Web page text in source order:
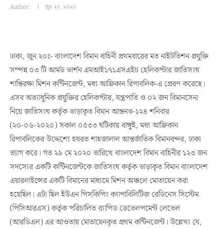
Author: জুন ২০, ২০২০
ঢাকা, জুন ২০ঃ- বাংলাদেশ বিমান বাহিনী প্রথমবারের মত নাইটভিশন প্রযুক্তি
সম্পন্ন ০৩ টি আর্মড ভার্শন এমআই১৭১এসএইচ হেলিকপ্টার জাতিসংঘ
শান্তিরক্ষা মিশন কন্টিনজেন্ট, মধ্য আফ্রিকান রিপাবলিক-এ প্রেরণ করেছে।
এসব অত্যাধুনিক প্রযুক্তির হেলিকপ্টার, যন্ত্রপাতি ও ০২ জন বিমানসেনা
নিয়ে জাতিসংঘ কর্তৃক ভাড়াকৃত বিমান আন্তনভ-১২৪ শনিবার
(২০-০৬-২০২০) সকাল ০৫৩৩ ঘটিকায় বাঙ্গুই, মধ্য আফ্রিকান
রিপাবলিকের উদ্দেশ্যে হযরত শাহজালাল আন্তর্জাতিক বিমানবন্দর, ঢাকা
ত্যাগ করে। গত ২৯ মে ২০২০ তারিখে বাংলাদেশ বিমান বাহিনীর ১২৩ জন
সদস্যের একটি কন্টিনজেন্টকে জাতিসংঘ কর্তৃক ভাড়াকৃত বিমান বাংলাদেশ
এয়ারলাইন্সের একটি বিমানের মাধ্যমে মিশন অঞ্চলে মোতায়েন করা
হয়েছিল। এটা ছিল ইউএন পিসকিপিং ক্যাপাবিলিটিজ রেডিনেস সিস্টেম
(পিসিআরএস) কর্তৃক পরিচালিত র‌্যাপিড ডেভেলপমেন্ট লেভেল
(আরডিএল) এর আওতায় মোতায়েনকৃত প্রথম কন্টিনজেন্ট। উল্লেখ্য যে,